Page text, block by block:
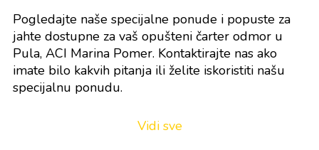
Pogledajte naše specijalne ponude i popuste za
jahte dostupne za vaš opušteni čarter odmor u
Pula, ACI Marina Pomer. Kontaktirajte nas ako
imate bilo kakvih pitanja ili želite iskoristiti našu
specijalnu ponudu.
Vidi sve